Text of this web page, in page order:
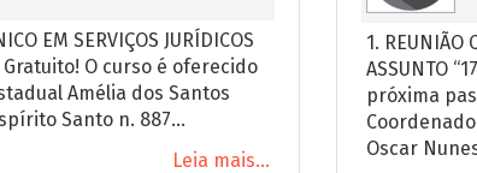
EM SERVIÇOS JURÍDICOS
Gratuito! O curso é oferecido
Amélia dos Santos
Santo n. 887...
Leia mais...
1. REUNIÃO
ASSUNTO
próxima
Oscar